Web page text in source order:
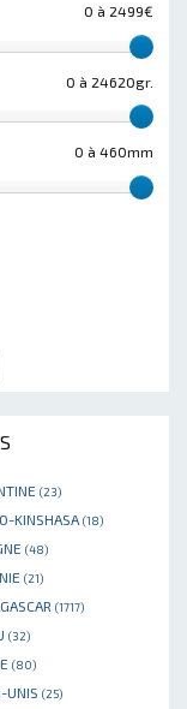
0 à 2499€
0 à 24620gr.
0 à 460mm
(23)
KINSHASA (18)
(48)
(21)
(1717)
(32)
(80)
UNIS (25)